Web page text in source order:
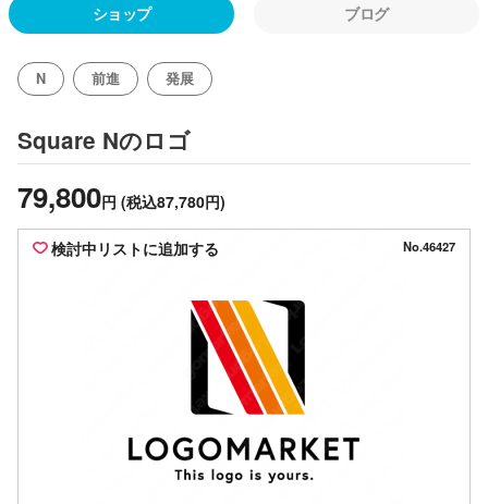
ショップ ブログ
N 前進 発展
Square Nのロゴ
79,800円 (税込87,780円)
検討中リストに追加する No.46427